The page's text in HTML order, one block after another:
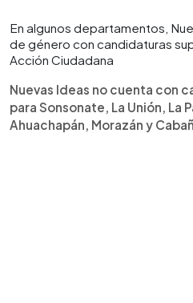
En algunos departamentos,
de género con candidaturas
Acción Ciudadana
Nuevas Ideas no cuenta con
para Sonsonate, La Unión, La
Ahuachapán, Morazán y